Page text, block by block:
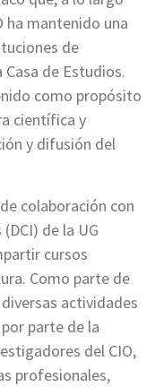
ha mantenido una
de
de Estudios.
como propósito
científica y
y difusión del
colaboración con
de la UG
cursos
Como parte de
actividades
parte de la
del CIO,
profesionales,